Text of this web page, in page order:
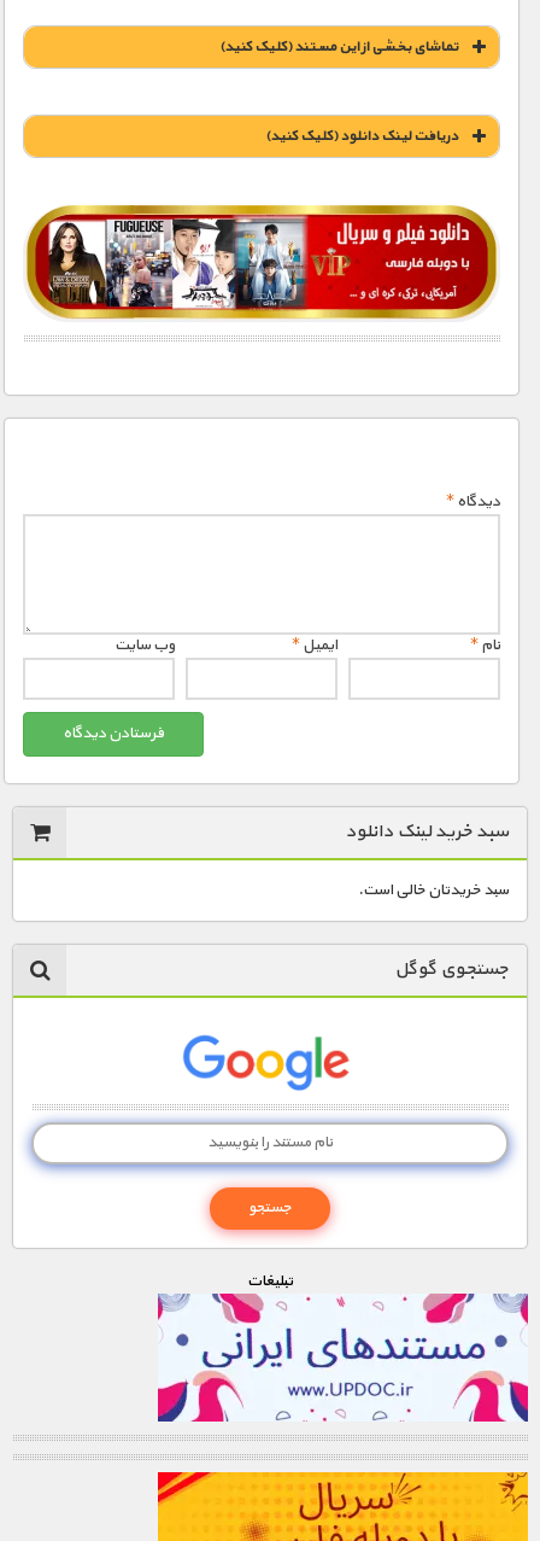
تماشای بخشی از این مستند (کلیک کنید)
دریافت لينک دانلود (کليک کنيد)
1900 تومان – خريد لينک دانلود (افزودن به سبد خريد)
دیدگاه*
نام* ایمیل* وب‌ سایت
سبد خرید لینک دانلود
سبد خریدتان خالی است.
جستجوی گوگل
تبليغات